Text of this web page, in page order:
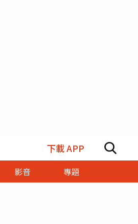
下載 APP
影音
專題